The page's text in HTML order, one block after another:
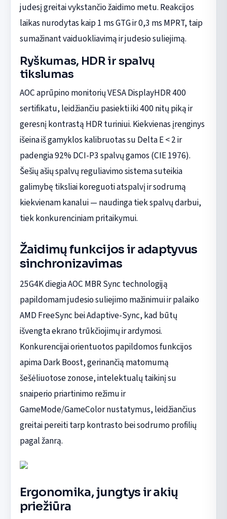
judesį greitai vykstančio žaidimo metu. Reakcijos
laikas nurodytas kaip 1 ms GTG ir 0,3 ms MPRT, taip
sumažinant vaiduokliavimą ir judesio suliejimą.
Ryškumas, HDR ir spalvų
tikslumas
AOC aprūpino monitorių VESA DisplayHDR 400
sertifikatu, leidžiančiu pasiekti iki 400 nitų piką ir
geresnį kontrastą HDR turiniui. Kiekvienas įrenginys
išeina iš gamyklos kalibruotas su Delta E < 2 ir
padengia 92% DCI-P3 spalvų gamos (CIE 1976).
Šešių ašių spalvų reguliavimo sistema suteikia
galimybę tiksliai koreguoti atspalvį ir sodrumą
kiekvienam kanalui — naudinga tiek spalvų darbui,
tiek konkurenciniam pritaikymui.
Žaidimų funkcijos ir adaptyvus
sinchronizavimas
25G4K diegia AOC MBR Sync technologiją
papildomam judesio suliejimo mažinimui ir palaiko
AMD FreeSync bei Adaptive-Sync, kad būtų
išvengta ekrano trūkčiojimų ir ardymosi.
Konkurencijai orientuotos papildomos funkcijos
apima Dark Boost, gerinančią matomumą
šešėliuotose zonose, intelektualų taikinį su
snaiperio priartinimo režimu ir
GameMode/GameColor nustatymus, leidžiančius
greitai pereiti tarp kontrasto bei sodrumo profilių
pagal žanrą.
Ergonomika, jungtys ir akių
priežiūra